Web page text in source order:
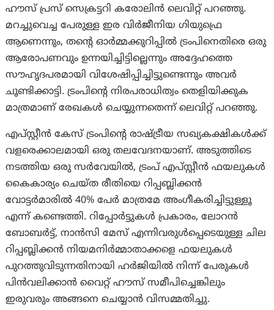
ഹൗസ് പ്രസ് സെക്രട്ടറി കരോലിൻ ലെവിറ്റ് പറഞ്ഞു.
മറച്ചുവെച്ച പേരുള്ള ഇര വിർജീനിയ ഗിയുഫ്രെ
ആണെന്നും, തന്റെ ഓർമ്മക്കുറിപ്പിൽ ട്രംപിനെതിരെ ഒരു
ആരോപണവും ഉന്നയിച്ചിട്ടില്ലെന്നും അദ്ദേഹത്തെ
സൗഹൃദപരമായി വിശേഷിപ്പിച്ചിട്ടുണ്ടെന്നും അവർ
ചൂണ്ടിക്കാട്ടി. ട്രംപിന്റെ നിരപരാധിത്വം തെളിയിക്കുക
മാത്രമാണ് രേഖകൾ ചെയ്യുന്നതെന്ന് ലെവിറ്റ് പറഞ്ഞു.
എപ്സ്റ്റീൻ കേസ് ട്രംപിന്റെ രാഷ്ട്രീയ സഖ്യകക്ഷികൾക്ക്
വളരെക്കാലമായി ഒരു തലവേദനയാണ്. അടുത്തിടെ
നടത്തിയ ഒരു സർവേയിൽ, ട്രംപ് എപ്സ്റ്റീൻ ഫയലുകൾ
കൈകാര്യം ചെയ്ത രീതിയെ റിപ്പബ്ലിക്കൻ
വോട്ടർമാരിൽ 40% പേർ മാത്രമേ അംഗീകരിച്ചിട്ടുള്ളൂ
എന്ന് കണ്ടെത്തി. റിപ്പോർട്ടുകൾ പ്രകാരം, ലോറൻ
ബോബർട്ട്, നാൻസി മേസ് എന്നിവരുൾപ്പെടെയുള്ള ചില
റിപ്പബ്ലിക്കൻ നിയമനിർമ്മാതാക്കളെ ഫയലുകൾ
പുറത്തുവിടുന്നതിനായി ഹർജിയിൽ നിന്ന് പേരുകൾ
പിൻവലിക്കാൻ വൈറ്റ് ഹൗസ് സമീപിച്ചെങ്കിലും
ഇരുവരും അങ്ങനെ ചെയ്യാൻ വിസമ്മതിച്ചു.